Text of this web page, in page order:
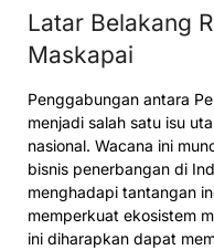
Latar Belakang
Maskapai
Penggabungan antara
menjadi salah satu isu
nasional. Wacana ini
bisnis penerbangan di
menghadapi tantangan
memperkuat ekosistem
ini diharapkan dapat